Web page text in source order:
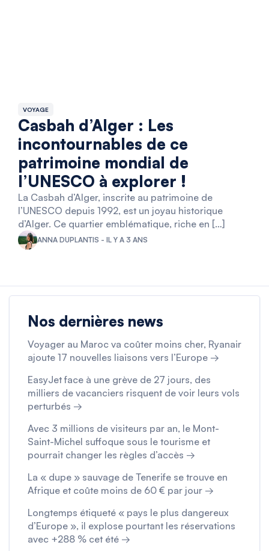
VOYAGE
Casbah d’Alger : Les
incontournables de ce
patrimoine mondial de
l’UNESCO à explorer !
La Casbah d’Alger, inscrite au patrimoine de
l’UNESCO depuis 1992, est un joyau historique
d’Alger. Ce quartier emblématique, riche en […]
ANNA DUPLANTIS - IL Y A 3 ANS
Nos dernières news
Voyager au Maroc va coûter moins cher, Ryanair
ajoute 17 nouvelles liaisons vers l’Europe →
EasyJet face à une grève de 27 jours, des
milliers de vacanciers risquent de voir leurs vols
perturbés →
Avec 3 millions de visiteurs par an, le Mont-
Saint-Michel suffoque sous le tourisme et
pourrait changer les règles d’accès →
La « dupe » sauvage de Tenerife se trouve en
Afrique et coûte moins de 60 € par jour →
Longtemps étiqueté « pays le plus dangereux
d’Europe », il explose pourtant les réservations
avec +288 % cet été →